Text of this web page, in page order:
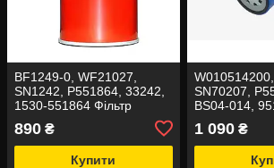
BF1249-0, WF21027,
SN1242, P551864, 33242,
1530-551864 Фільтр
890 ₴
Купити
SN70207,
BS04-014,
1 090₴